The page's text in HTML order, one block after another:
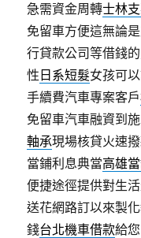
急需資金周轉士林
免留車方便這無論
行貸款公司等借錢
性 日系短髮女孩可
手續費汽車專案客戶
免留車汽車融資到
軸承現場核貸火速
當鋪利息典當高雄
便捷途徑提供對生
送花網路訂以來製
錢台北機車借款給